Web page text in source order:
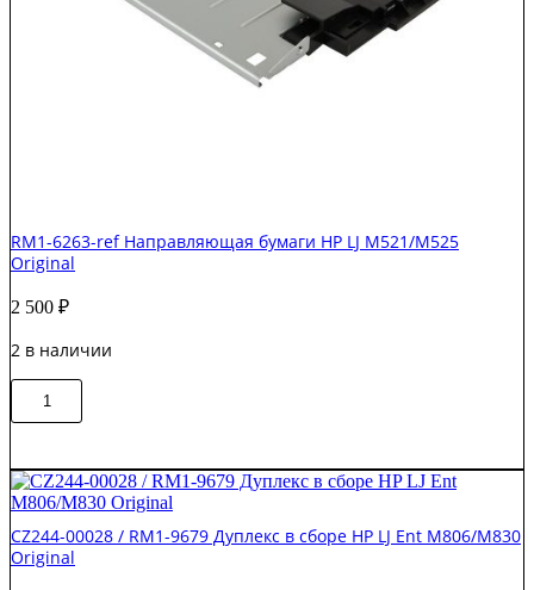
RM1-6263-ref Направляющая бумаги HP LJ M521/M525
Original
2 500 ₽
2 в наличии
Количество
товара
ref
Направляющая
бумаги
HP
LJ
CZ244-00028 / RM1-9679 Дуплекс в сборе HP LJ Ent M806/M830
Original